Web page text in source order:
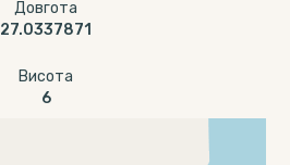
Довгота
27.0337871
Висота
6